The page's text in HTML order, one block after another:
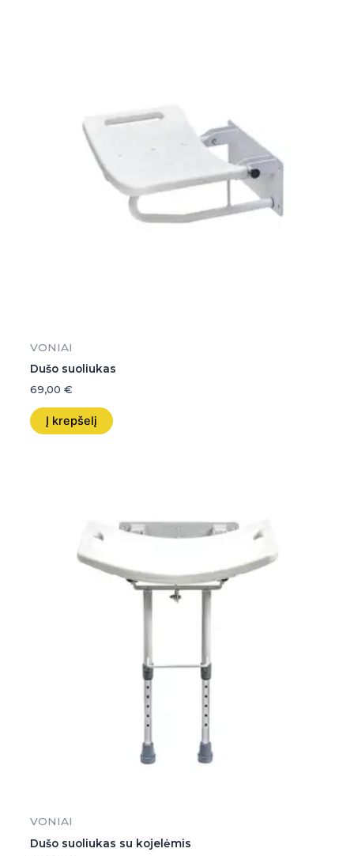
VONIAI
Dušo suoliukas
69,00 €
Į krepšelį
VONIAI
Dušo suoliukas su kojelėmis